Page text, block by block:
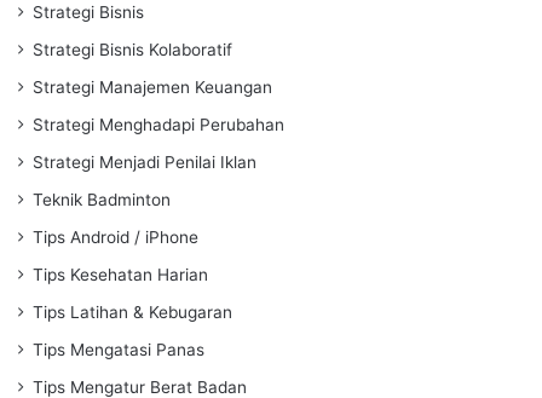
Strategi Bisnis
Strategi Bisnis Kolaboratif
Strategi Manajemen Keuangan
Strategi Menghadapi Perubahan
Strategi Menjadi Penilai Iklan
Teknik Badminton
Tips Android / iPhone
Tips Kesehatan Harian
Tips Latihan & Kebugaran
Tips Mengatasi Panas
Tips Mengatur Berat Badan